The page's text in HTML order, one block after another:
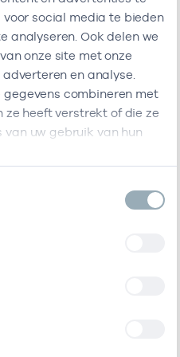
social media te bieden
analyseren. Ook delen we
onze site met onze
en analyse.
combineren met
heeft verstrekt of die ze
uw gebruik van hun
volgende vestigingen